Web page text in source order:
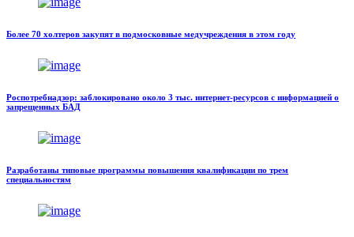
Более 70 холтеров закупят в подмосковные медучреждения в этом году
Роспотребнадзор: заблокировано около 3 тыс. интернет-ресурсов с информацией о
запрещенных БАД
Разработаны типовые программы повышения квалификации по трем
специальностям